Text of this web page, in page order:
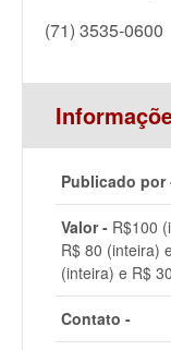
(71) 3535-0600
Publicado por
Valor - R$100
R$ 80 (inteira)
(inteira) e R$
Contato -